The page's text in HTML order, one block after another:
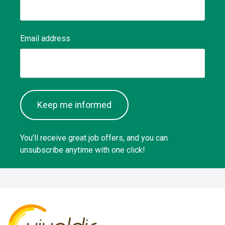
Email address
Keep me informed
You'll receive great job offers, and you can
unsubscribe anytime with one click!